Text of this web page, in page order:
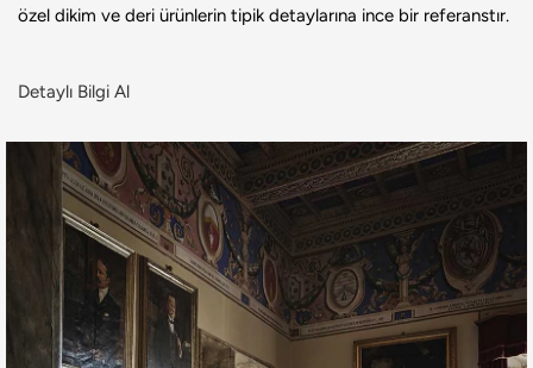
özel dikim ve deri ürünlerin tipik detaylarına ince bir referanstır.
Detaylı Bilgi Al